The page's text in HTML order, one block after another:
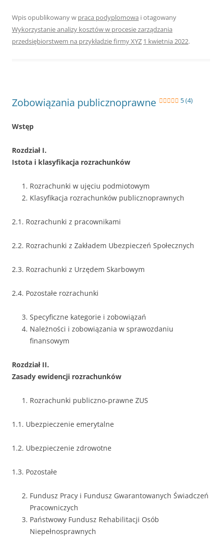
Wpis opublikowany w praca podyplomowa i otagowany
Wykorzystanie analizy kosztów w procesie zarządzania
przedsiębiorstwem na przykładzie firmy XYZ 1 kwietnia 2022.
Zobowiązania publicznoprawne 5 (4)
Wstęp
Rozdział I.
Istota i klasyfikacja rozrachunków
Rozrachunki w ujęciu podmiotowym
Klasyfikacja rozrachunków publicznoprawnych
2.1. Rozrachunki z pracownikami
2.2. Rozrachunki z Zakładem Ubezpieczeń Społecznych
2.3. Rozrachunki z Urzędem Skarbowym
2.4. Pozostałe rozrachunki
Specyficzne kategorie i zobowiązań
Należności i zobowiązania w sprawozdaniu
finansowym
Rozdział II.
Zasady ewidencji rozrachunków
Rozrachunki publiczno-prawne ZUS
1.1. Ubezpieczenie emerytalne
1.2. Ubezpieczenie zdrowotne
1.3. Pozostałe
Fundusz Pracy i Fundusz Gwarantowanych Świadczeń
Pracowniczych
Państwowy Fundusz Rehabilitacji Osób
Niepełnosprawnych